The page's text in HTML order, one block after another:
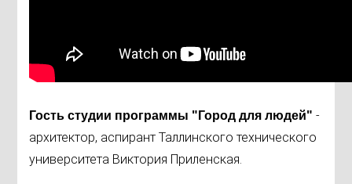
Гость студии программы "Город для людей" -
архитектор, аспирант Таллинского технического
университета Виктория Приленская.